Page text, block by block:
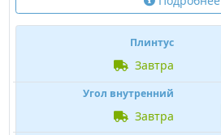
Плинтус
завтра
Угол внутренний
завтра